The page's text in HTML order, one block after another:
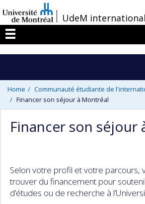
au
contenu
/UdeM international
Menu
Home
Communauté étudiante de
Financer son séjour à Montréal
Financer son séjour
Selon votre profil et votre parcours,
trouver du financement pour
d’études ou de recherche à